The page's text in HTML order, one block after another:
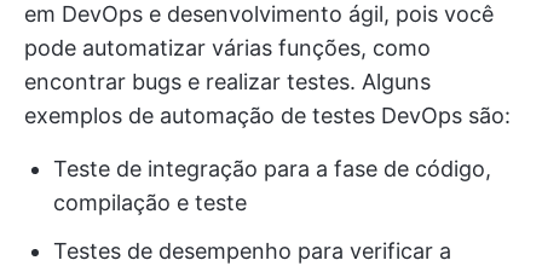
em DevOps e desenvolvimento ágil, pois você
pode automatizar várias funções, como
encontrar bugs e realizar testes. Alguns
exemplos de automação de testes DevOps são:
Teste de integração para a fase de código,
compilação e teste
Testes de desempenho para verificar a